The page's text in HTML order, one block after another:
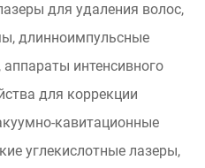
для удаления волос,
длинноимпульсные
интенсивного
для коррекции
кавитационные
углекислотные лазеры,